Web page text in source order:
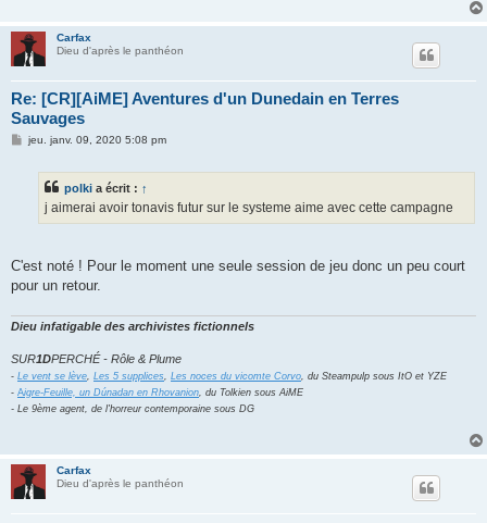
Carfax
Dieu d'après le panthéon
Re: [CR][AiME] Aventures d'un Dunedain en Terres
Sauvages
Mjeu. janv. 09, 2020 5:08 pm
polki a écrit : ↑
j aimerai avoir tonavis futur sur le systeme aime avec cette campagne
C'est noté ! Pour le moment une seule session de jeu donc un peu court
pour un retour.
Dieu infatigable des archivistes fictionnels
SUR1DPERCHÉ - Rôle & Plume
- Le vent se lève Les 5 supplices Les noces du vicomte Corvo , du Steampulp sous ItO et YZE
- Aigre-Feuille, un Dúnadan en Rhovanion , du Tolkien sous AiME
- Le 9ème agent, de l'horreur contemporaine sous DG
Carfax
Dieu d'après le panthéon